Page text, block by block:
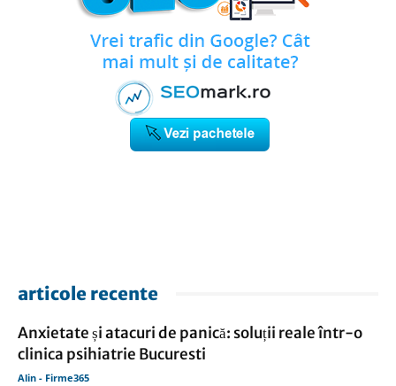
articole recente
Anxietate și atacuri de panică: soluții reale într-o
clinica psihiatrie Bucuresti
Alin - Firme365